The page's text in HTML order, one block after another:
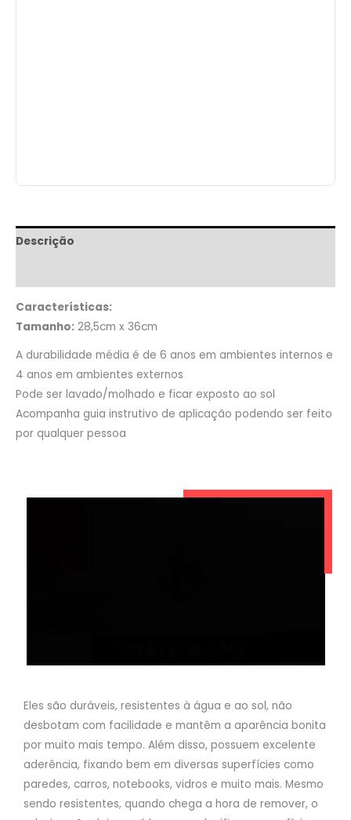
Descrição
Características:
Tamanho: 28,5cm x 36cm
A durabilidade média é de 6 anos em ambientes internos e
4 anos em ambientes externos
Pode ser lavado/molhado e ficar exposto ao sol
Acompanha guia instrutivo de aplicação podendo ser feito
por qualquer pessoa
Eles são duráveis, resistentes à água e ao sol, não
desbotam com facilidade e mantêm a aparência bonita
por muito mais tempo. Além disso, possuem excelente
aderência, fixando bem em diversas superfícies como
paredes, carros, notebooks, vidros e muito mais. Mesmo
sendo resistentes, quando chega a hora de remover, o